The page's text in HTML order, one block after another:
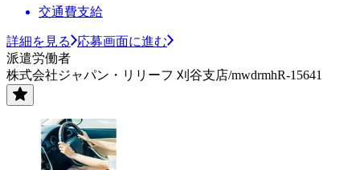
交通費支給
詳細を見る
応募画面に進む
派遣労働者
株式会社ジャパン・リリーフ 刈谷支店/mwdrmhR-15641